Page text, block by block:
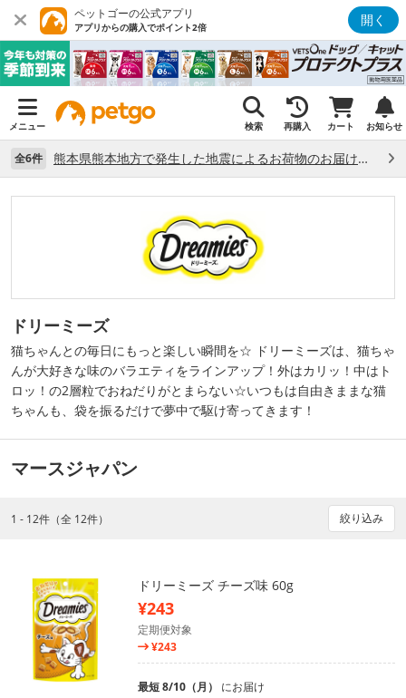
ペットゴーの公式アプリ
アプリからの購入でポイント2倍 開く
メニュー 検索 再購入 カート お知らせ
全6件 熊本県熊本地方で発生した地震によるお荷物のお届け状況について （7/28）
ドリーミーズ
猫ちゃんとの毎日にもっと楽しい瞬間を☆ ドリーミーズは、猫ちゃ
んが大好きな味のバラエティをラインアップ！外はカリッ！中はト
ロッ！の2層粒でおねだりがとまらない☆いつもは自由きままな猫
ちゃんも、袋を振るだけで夢中で駆け寄ってきます！
マースジャパン
1 - 12件（全 12件） 絞り込み
ドリーミーズ チーズ味 60g
¥243
定期便対象
¥243
最短 8/10（月） にお届け